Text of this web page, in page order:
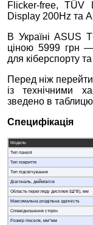
Flicker-free, TÜV
Display 200Hz та
В Україні ASUS
ціною 5999 грн —
для кіберспорту
Перед ніж
із технічними
зведено в
Специфікація
Модель
Тип панелі
Тип покриття
Тип підсвічування
Діагональ, дюймів/см
Область перегляду дисплея (Ш*В), мм
Максимальна роздільна здатність
Співвідношення сторін
Розмір пікселя, мм*мм